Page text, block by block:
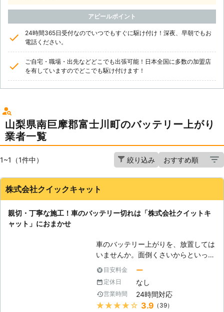
アピールポイント
24時間365日受付なのでいつでもすぐに駆け付け！深夜、早朝でもお
電話ください。
ご自宅・職場・出先などどこでも出張可能！日本全国に多数の加盟店
を有していますのでどこでも駆け付けます！
山梨県南巨摩郡富士川町のバッテリー上がり
業者一覧
1~1（1件中） 絞り込み
株式会社クイックキャット
親切・丁寧な施工！車のバッテリー切れは「株式会社クイットキ
ャット」におまかせ
車のバッテリー上がりを、放置しては
いませんか。面倒くさいからといって
バッテリー上がりを放置してしまう
と、タンク内のガソリンが固まって詰
まりを引き起こす恐れがあります。そ
のため、車のバッテリー上がりはすぐ
にでも解消する必要があるのです。
目安料金 ー
定休日 なし
営業時間 24時間対応
★★★★★ 3.9 （39）